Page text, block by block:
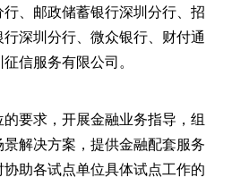
、邮政储蓄银行深圳分行、招
深圳分行、微众银行、财付通
信服务有限公司。
要求，开展金融业务指导，组
解决方案，提供金融配套服务
助各试点单位具体试点工作的